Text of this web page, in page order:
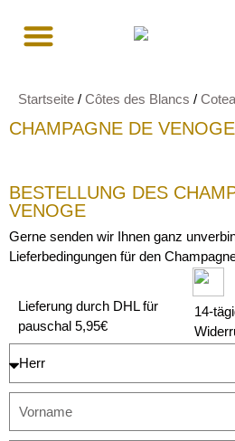
Startseite / Côtes des Blancs /
CHAMPAGNE DE VENOGE
BESTELLUNG DES
VENOGE
Gerne senden wir Ihnen ganz
Lieferbedingungen für den
Lieferung durch DHL für
pauschal 5,95€
14-